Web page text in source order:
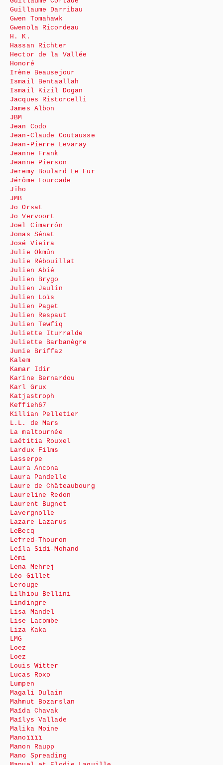
Guillaume Darribau
Gwen Tomahawk
Gwenola Ricordeau
H. K.
Hassan Richter
Hector de la Vallée
Honoré
Irène Beausejour
Ismail Bentaallah
Ismail Kizil Dogan
Jacques Ristorcelli
James Albon
JBM
Jean Codo
Jean-Claude Coutausse
Jean-Pierre Levaray
Jeanne Frank
Jeanne Pierson
Jeremy Boulard Le Fur
Jérôme Fourcade
Jiho
JMB
Jo Orsat
Jo Vervoort
Joël Cimarrón
Jonas Sénat
José Vieira
Julie Okmûn
Julie Rébouillat
Julien Abié
Julien Brygo
Julien Jaulin
Julien Loïs
Julien Paget
Julien Respaut
Julien Tewfiq
Juliette Iturralde
Juliette Barbanègre
Junie Briffaz
Kalem
Kamar Idir
Karine Bernardou
Karl Grux
Katjastroph
Keffieh67
Killian Pelletier
L.L. de Mars
La maltournée
Laëtitia Rouxel
Lardux Films
Lasserpe
Laura Ancona
Laura Pandelle
Laure de Châteaubourg
Laureline Redon
Laurent Bugnet
Lavergnolle
Lazare Lazarus
LeBecq
Lefred-Thouron
Leïla Sidi-Mohand
Lémi
Lena Mehrej
Léo Gillet
Lerouge
Lilhiou Bellini
Lindingre
Lisa Mandel
Lise Lacombe
Liza Kaka
LMG
Loez
Loez
Louis Witter
Lucas Roxo
Lumpen
Magali Dulain
Mahmut Bozarslan
Maïda Chavak
Maïlys Vallade
Malika Moine
Manoïïïï
Manon Raupp
Mano Spreading